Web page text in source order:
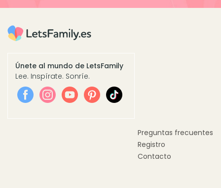
Únete al mundo de LetsFamily
Lee. Inspírate. Sonríe.
Preguntas frecuentes
Registro
Contacto